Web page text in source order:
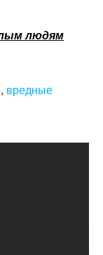
людям
, вредные